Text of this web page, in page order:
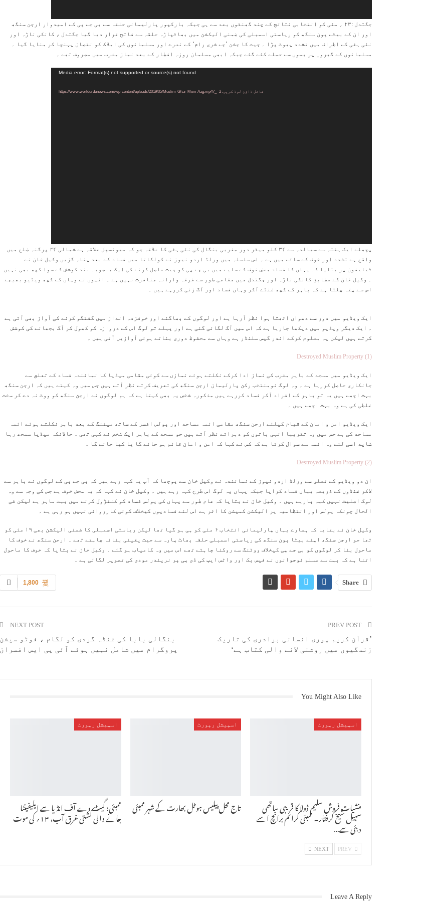
جگتدل :۲۳ ؍ مئی کو انتخابی نتائج کے چند گھنٹوں بعد سے ہی جبکہ بارکپور پارلیمانی حلقہ سے بی جے پی کے امیدوار ارجن سنگھ
اور ان کے بیٹے پون سنگھ کو ریاستی اسمبلی کی ضمنی الیکشن میں بھاٹپاڑہ حلقہ سے فاتح قرار دیا گیا جگتدل ، کانکی ناڑہ اور
نئی ہٹی کے اطراف میں تشدد پھوٹ پڑا ۔ جیت کا جشن ’جے شری رام‘ کے نعرے اور مسلمانوں کی املاک کو نقصان پہنچا کر منایا گیا ۔
مسلمانوں کے گھروں پر بموں سے حملے کئے گئے جبکہ ابھی مسلمان روزہ افطار کے بعد نماز مغرب میں مصروف تھے ۔
Media error: Format(s) not supported or source(s) not found
فائل ڈاؤن لوڈ کریں: https://www.worldurdunews.com/wp-content/uploads/2019/05/Muslim-Ghar-Mein-Aag.mp4?_=2
پچھلے ایک ہفتہ سے سیالدہ سے ۳۴ کلو میٹر دور مغربی بنگال کی نئی ہٹی کا علاقہ جو کہ میونسپل علاقہ ہے شمالی ۲۴ پرگنہ ضلع میں
واقع ہے تشدد اور خوف کے سائے میں ہے ۔ اس سلسلہ میں ورلڈ اردو نیوز نے کولکاتا میں فساد کے بعد پناہ گزیں وکیل خان نے
ٹیلیفون پر بتایا کہ یہاں کا فساد محض خوف کے سایے میں بی جے پی کو جیت حاصل کرنے کی ایک منصوبہ بند کوشش کے سوا کچھ بھی نہیں
۔ وکیل خان کے مطابق کانکی ناڑہ اور جگتدل میں مقامی طور سے فرقہ وارانہ منافرت نہیں ہے ۔ انہوں نے وہاں کے کچھ ویڈیو بھیجے
اس سے پتہ چلتا ہے کہ باہر کے کچھ غنڈے آکر وہاں فساد اور آگ زنی کررہے ہیں ۔
ایک ویڈیو میں دور سے دھواں اٹھتا ہوا نظر آرہا ہے اور لوگوں کے بھاگنے اور خوفزدہ انداز میں گفتگو کرنے کی آواز بھی آتی ہے
۔ ایک دیگر ویڈیو میں دیکھا جارہا ہے کہ اس میں آگ لگائی گئی ہے اور پہلے تو لوگ اس کے دروازہ کو کھول کر آگ بجھانے کی کوشش
کرتے ہیں لیکن یہ معلوم کرکے اندر گیس سلنڈر ہے وہاں سے محفوظ دوری بناتے ہوئی آوازیں آتی ہیں ۔
Destroyed Muslim Property (1)
ایک ویڈیو میں مسجد کے باہر مغرب کی نماز ادا کرکے نکلتے ہوئے نمازی سے کوئی مقامی میڈیا کا نمائندہ فساد کے تعلق سے
جانکاری حاصل کررہا ہے ۔ وہ لوگ نومنتخب رکن پارلیمان ارجن سنگھ کی تعریف کرتے نظر آتے ہیں جس میں وہ کہتے ہیں کہ ارجن سنگھ
بہت اچھے ہیں یہ تو باہر کے افراد آکر فساد کررہے ہیں مذکورہ شخص یہ بھی کہتا ہے کہ ہم لوگوں نے ارجن سنگھ کو ووٹ نہ دے کر سخت
غلطی کی ہے وہ بہت اچھے ہیں ۔
ایک ویڈیو امن و امان کے قیام کیلئے ارجن سنگھ مقامی ائمہ مساجد اور پولس افسر کے ساتھ میٹنگ کے بعد باہر نکلتے ہوئے ائمہ
مساجد کی ہے جس میں وہ تقریبا انہی باتوں کو دہراتے نظر آتے ہیں جو مسجد کے باہر ایک شخص نے کہی تھی ۔ حالانکہ میڈیا سمجھ رہا
شاید اسی لئے وہ ائمہ سے سوال کرتا ہے کہ کس نے کہا کہ امن و امان قائم ہو جائے گا یا کیا جائے گا ۔
Destroyed Muslim Property (2)
ان دو ویڈیو کے تعلق سے ورلڈ اردو نیوز کے نمائندہ نے وکیل خان سے پوچھا کہ آپ یہ کہہ رہے ہیں کہ بی جے پی کے لوگوں نے باہر سے
لاکر غنڈوں کے ذریعہ یہاں فساد کرایا جبکہ یہاں یہ لوگ اس طرح کہہ رہے ہیں ۔ وکیل خان نے کہا کہ یہ محض خوف ہے جس کی وجہ سے وہ
لوگ اصلیت نہیں کہہ پارہے ہیں ۔ وکیل خان نے بتایا کہ عام طور سے یہاں کی پولس فساد کو کنٹڑول کرنے میں بہت ماہر ہے لیکن فی
الحال چونکہ پولس اور انتظامیہ پر الیکشن کمیشن کا اثر ہے اس لئے فسادیوں کیخلاف کوئی کارروائی نہیں ہو رہی ہے ۔
وکیل خان نے بتایا کہ ہمارے یہاں پارلیمانی انتخاب ۶ مئی کو ہی ہو گیا تھا لیکن ریاستی اسمبلی کا ضمنی الیکشن بھی ۱۹ مئی کو
تھا جو ارجن سنگھ اپنے بیٹا پون سنگھ کی ریاستی اسمبلی حلقہ بھاٹ پارہ سے جیت یقینی بنانا چاہتے تھے ۔ ارجن سنگھ نے خوف کا
ماحول بنا کر لوگوں کو بی جے پی کیخلاف ووٹنگ سے روکنا چاہتے تھے اس میں وہ کامیاب ہو گئے ۔ وکیل خان نے بتایا کہ خوف کا ماحول
اتنا ہے کہ بہت سے مسلم نوجوانوں نے فیس بک اور واٹس ایپ کی ڈی پی پر نریندر مودی کی تصویر لگائی ہے ۔
1,800 Share
’قرآن کریم پوری انسانی برادری کی تاریک
زندگیوں میں روشنی لانے والی کتاب ہے‘
NEXT POST
بنگالی بابا کی غنڈہ گردی کو لگام ، فوٹو سیشن
پروگرام میں شامل نہیں ہوئے آئی پی ایس افسران
You Might Also Like
اسپیشل رپورٹ
منشیات فروش سلیم ڈولا کا قریبی ساتھی
سہیل شیخ گرفتار۔ ممبئی کرائم برانچ اسے
دبئی سے…
اسپیشل رپورٹ
تاج محل پیلیس ہوٹل بھارت کے شہر ممبئی
اسپیشل رپورٹ
ممبئی: گیٹ وے آف انڈیا سے ایلیفینٹا
جانے والی کشتی غرق آب، ۱۳؍ کی موت
NEXT
Leave A Reply